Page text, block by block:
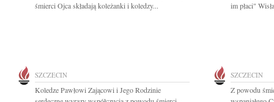
śmierci Ojca składają koleżanki i koledzy...
im płaci"
SZCZECIN
Koledze Pawłowi Zającowi i Jego Rodzinie
SZCZECIN
Z powodu